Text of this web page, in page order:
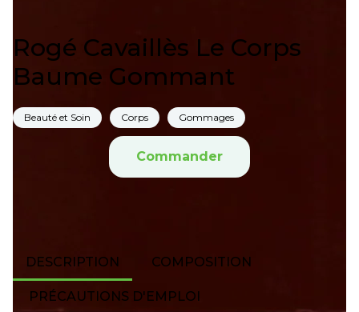
Rogé Cavaillès Le Corps
Baume Gommant
Beauté et Soin Corps Gommages
Commander
DESCRIPTION COMPOSITION
PRÉCAUTIONS D'EMPLOI